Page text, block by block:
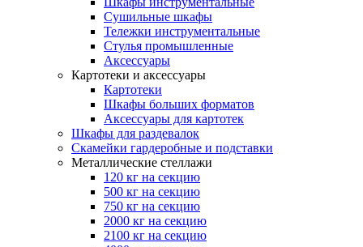
Сушильные шкафы
Тележки инструментальные
Стулья промышленные
Аксессуары
Картотеки и аксессуары
Картотеки
Шкафы больших форматов
Аксессуары для картотек
Шкафы для раздевалок
Скамейки гардеробные и подставки
Металлические стеллажи
120 кг на секцию
500 кг на секцию
750 кг на секцию
2000 кг на секцию
2100 кг на секцию